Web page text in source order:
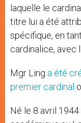
laquelle le
titre lui a été
spécifique, en
cardinalice, avec
Mgr Ling a été
premier cardinal
Né le 8 avril